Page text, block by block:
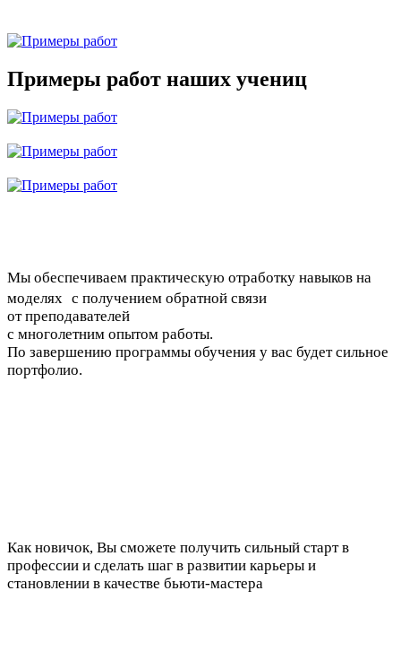
Примеры работ наших учениц
Мы обеспечиваем практическую отработку навыков на
моделях с получением обратной связи
от преподавателей
с многолетним опытом работы.
По завершению программы обучения у вас будет сильное
портфолио.
Как новичок, Вы сможете получить сильный старт в
профессии и сделать шаг в развитии карьеры и
становлении в качестве бьюти-мастера